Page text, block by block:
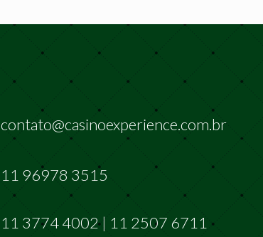
contato@casinoexperience.com.br
11 96978 3515
11 3774 4002| 11 2507 6711